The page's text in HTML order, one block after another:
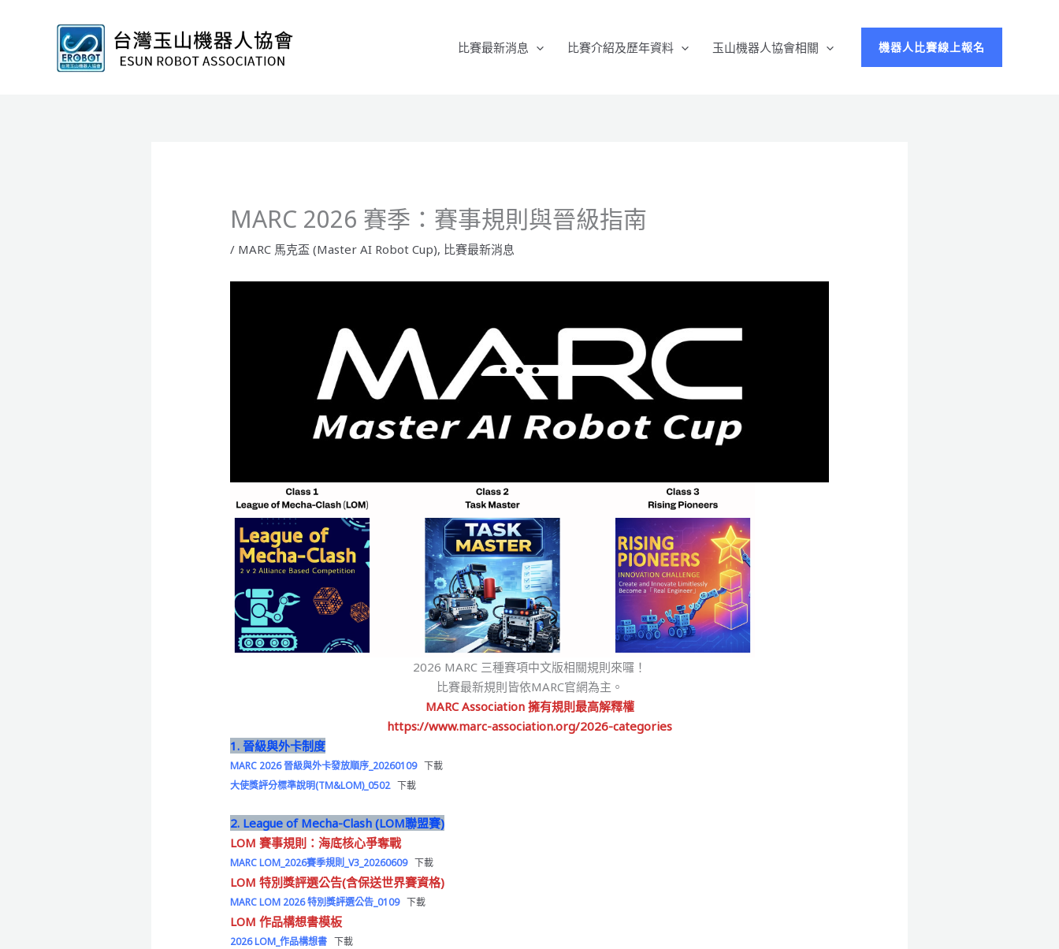
比賽最新消息 比賽介紹及歷年資料 玉山機器人協會相關 機器人比賽線上報名
MARC 2026 賽季：賽事規則與晉級指南
/ MARC 馬克盃 (Master AI Robot Cup), 比賽最新消息
2026 MARC 三種賽項中文版相關規則來囉！
比賽最新規則皆依MARC官網為主。
MARC Association 擁有規則最高解釋權
https://www.marc-association.org/2026-categories
1. 晉級與外卡制度
MARC 2026 晉級與外卡發放順序_20260109 下載
大使獎評分標準說明(TM&LOM)_0502 下載
2. League of Mecha-Clash (LOM聯盟賽)
LOM 賽事規則：海底核心爭奪戰
MARC LOM_2026賽季規則_V3_20260609 下載
LOM 特別獎評選公告(含保送世界賽資格)
MARC LOM 2026 特別獎評選公告_0109 下載
LOM 作品構想書模板
2026 LOM_作品構想書 下載